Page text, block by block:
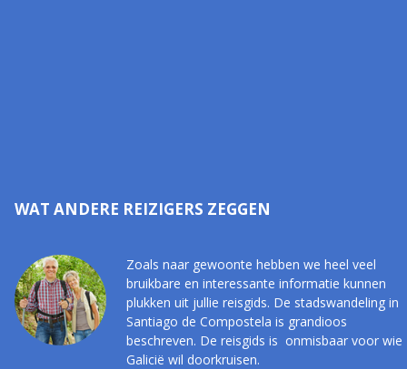
WAT ANDERE REIZIGERS ZEGGEN
Zoals naar gewoonte hebben we heel veel
bruikbare en interessante informatie kunnen
plukken uit jullie reisgids. De stadswandeling in
Santiago de Compostela is grandioos
beschreven. De reisgids is onmisbaar voor wie
Galicië wil doorkruisen.